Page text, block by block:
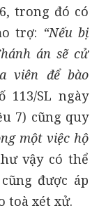
trong đó có
trợ: “Nếu bị
án sẽ cử
viên để bào
113/SL ngày
7) cũng quy
một việc hộ
vậy có thể
được áp
toà xét xử.